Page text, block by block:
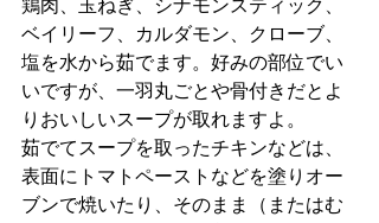
ベイリーフ、カルダモン、クローブ、
塩を水から茹でます。好みの部位でい
いですが、一羽丸ごとや骨付きだとよ
りおいしいスープが取れますよ。
茹でてスープを取ったチキンなどは、
表面にトマトペーストなどを塗りオー
ブンで焼いたり、そのまま（またはむ